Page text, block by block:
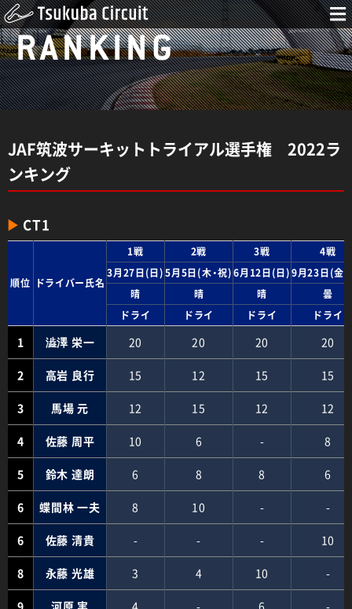
RANKING
JAF筑波サーキットトライアル選手権 2022ラ
ンキング
CT1
順位 ドライバー氏名
1戦 2戦 3戦
4戦
3月27日(日)5月5日(木・祝)6月12日(日)9月23日(金
晴
晴 晴
曇
ドライ
ドライ ドライ ドライ
1 澁澤 栄一 20 20 20 20
2 高岩 良行 15 12 15 15
3 馬場 元 12 15 12 12
4 佐藤 周平 10 6 - 8
5 鈴木 達朗 6 8 8 6
6 蝶間林 一夫 8 10 - -
6 佐藤 清貴 - - - 10
8 永藤 光雄 3 4 10 -
9 河原 実 4 - 6 -